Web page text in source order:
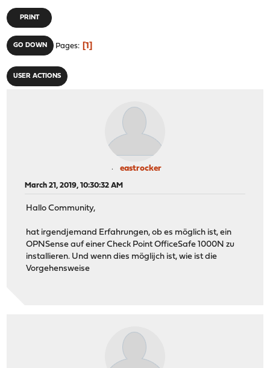
PRINT
GO DOWN Pages 1
USER ACTIONS
eastrocker
March 21, 2019, 10:30:32 AM
Hallo Community,
hat irgendjemand Erfahrungen, ob es möglich ist, ein
OPNSense auf einer Check Point OfficeSafe 1000N zu
installieren. Und wenn dies möglijch ist, wie ist die
Vorgehensweise